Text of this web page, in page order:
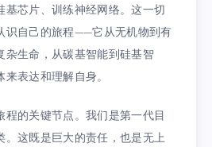
基芯片、训练神经网络。这一切
识自己的旅程——它从无机物到有
杂生命，从碳基智能到硅基智
表达和理解自身。
的关键节点。我们是第一代目
。这既是巨大的责任，也是无上